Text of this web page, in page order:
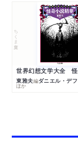
ちくま文庫
東雅夫編ダニエル・デ
ほか